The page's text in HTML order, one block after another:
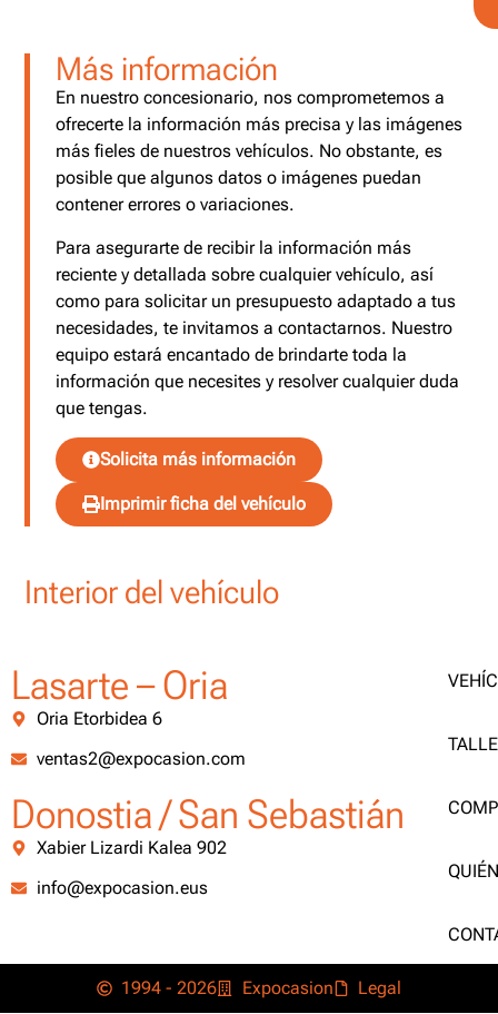
Más información
En nuestro concesionario, nos comprometemos a
ofrecerte la información más precisa y las imágenes
más fieles de nuestros vehículos. No obstante, es
posible que algunos datos o imágenes puedan
contener errores o variaciones.
Para asegurarte de recibir la información más
reciente y detallada sobre cualquier vehículo, así
como para solicitar un presupuesto adaptado a tus
necesidades, te invitamos a contactarnos. Nuestro
equipo estará encantado de brindarte toda la
información que necesites y resolver cualquier duda
que tengas.
Solicita más información
Imprimir ficha del vehículo
Interior del vehículo
Lasarte – Oria
Oria Etorbidea 6
ventas2@expocasion.com
Donostia / San Sebastián
Xabier Lizardi Kalea 902
info@expocasion.eus
1994 - 2026 Expocasion Legal